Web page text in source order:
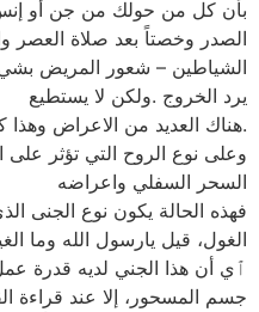
بأن كل من حولك من جن أو
الصدر وخصتاً بعد صلاة العصر
الشياطين – شعور المريض
يرد الخروج .ولكن لا يستطيع
.هناك العديد من الاعراض
وعلى نوع الروح التي تؤثر على
السحر السفلي واعراضه
فهذه الحالة يكون نوع الجنى
الغول، قيل يارسول الله وما
ٱي أن هذا الجني لديه قدرة
جسم المسحور، إلا عند